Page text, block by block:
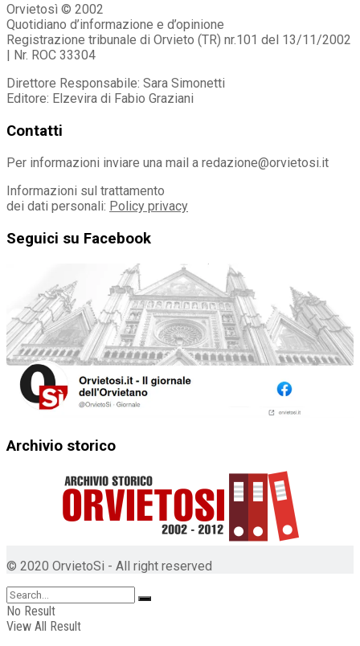
Orvietosì © 2002
Quotidiano d’informazione e d’opinione
Registrazione tribunale di Orvieto (TR) nr.101 del 13/11/2002
| Nr. ROC 33304
Direttore Responsabile: Sara Simonetti
Editore: Elzevira di Fabio Graziani
Contatti
Per informazioni inviare una mail a redazione@orvietosi.it
Informazioni sul trattamento
dei dati personali: Policy privacy
Seguici su Facebook
Archivio storico
© 2020 OrvietoSi - All right reserved
No Result
View All Result